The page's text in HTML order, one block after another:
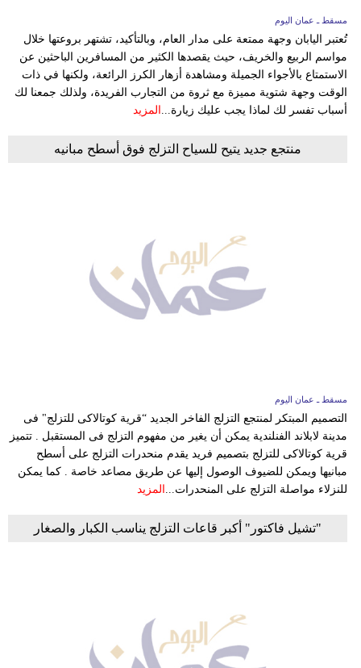
مسقط ـ عمان اليوم
تُعتبر اليابان وجهة ممتعة على مدار العام، وبالتأكيد، تشتهر بروعتها خلال
مواسم الربيع والخريف، حيث يقصدها الكثير من المسافرين الباحثين عن
الاستمتاع بالأجواء الجميلة ومشاهدة أزهار الكرز الرائعة، ولكنها في ذات
الوقت وجهة شتوية مميزة مع ثروة من التجارب الفريدة، ولذلك جمعنا لك
أسباب تفسر لك لماذا يجب عليك زيارة... المزيد
منتجع جديد يتيح للسياح التزلج فوق أسطح مبانيه
مسقط ـ عمان اليوم
التصميم المبتكر لمنتجع التزلج الفاخر الجديد “قرية كوتالاكى للتزلج" فى
مدينة لابلاند الفنلندية يمكن أن يغير من مفهوم التزلج فى المستقبل . تتميز
قرية كوتالاكى للتزلج بتصميم فريد يقدم منحدرات التزلج على أسطح
مبانيها ويمكن للضيوف الوصول إليها عن طريق مصاعد خاصة . كما يمكن
للنزلاء مواصلة التزلج على المنحدرات... المزيد
"تشيل فاكتور" أكبر قاعات التزلج يناسب الكبار والصغار